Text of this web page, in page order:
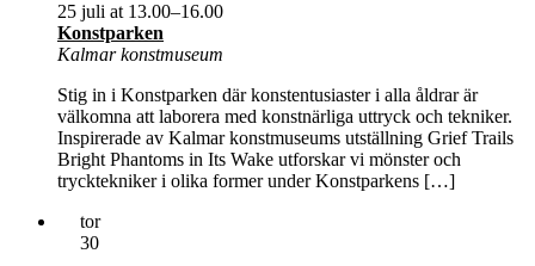
Konstparken
25 juli at 13.00–16.00
Kalmar konstmuseum
Stig in i Konstparken där konstentusiaster i alla åldrar är
välkomna att laborera med konstnärliga uttryck och tekniker.
Inspirerade av Kalmar konstmuseums utställning Grief Trails
Bright Phantoms in Its Wake utforskar vi mönster och
trycktekniker i olika former under Konstparkens […]
tor
30